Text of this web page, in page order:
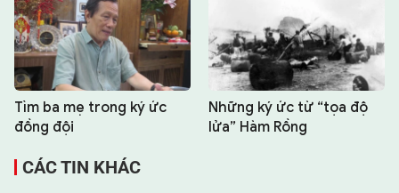
Tìm ba mẹ trong ký ức
đồng đội
Những ký ức từ “tọa độ
lửa” Hàm Rồng
CÁC TIN KHÁC